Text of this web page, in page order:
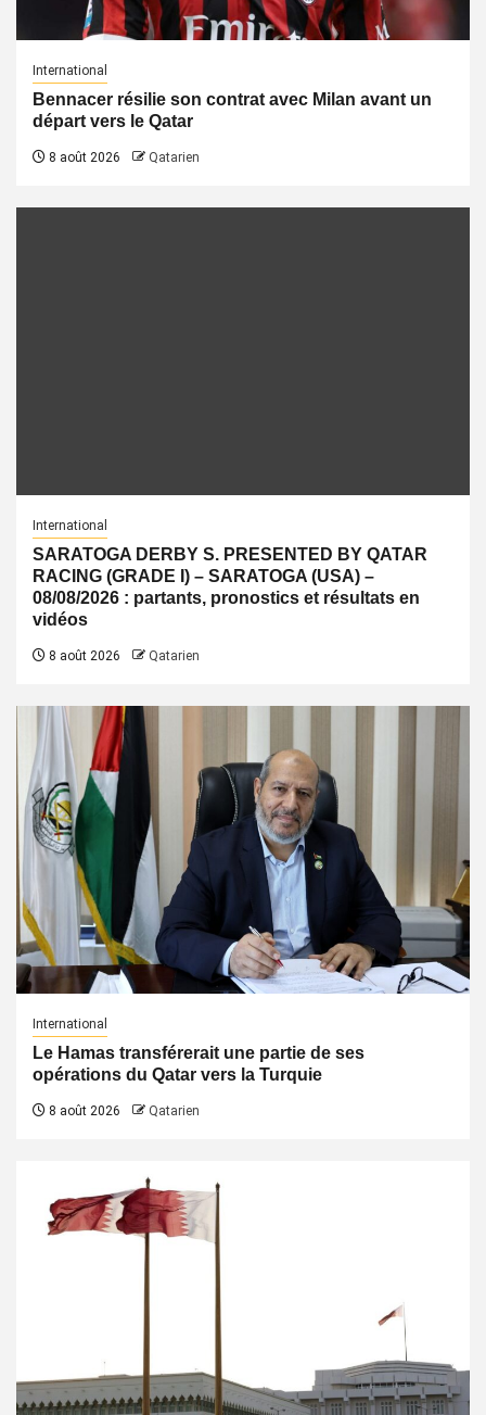
International
Bennacer résilie son contrat avec Milan avant un
départ vers le Qatar
8 août 2026 Qatarien
International
SARATOGA DERBY S. PRESENTED BY QATAR
RACING (GRADE I) – SARATOGA (USA) –
08/08/2026 : partants, pronostics et résultats en
vidéos
8 août 2026 Qatarien
International
Le Hamas transférerait une partie de ses
opérations du Qatar vers la Turquie
8 août 2026 Qatarien